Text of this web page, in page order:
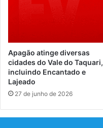
Apagão atinge diversas
cidades do Vale do Taquari,
incluindo Encantado e
Lajeado
27 de junho de 2026